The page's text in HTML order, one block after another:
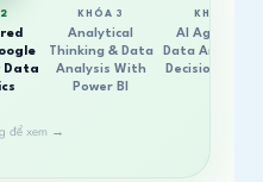
Data
KHÓA 3
Analytical
Thinking & Data
Analysis With
Power BI
KHÓA 4
AI Agent For
Data Analytics
Decision